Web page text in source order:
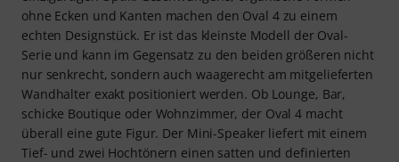
ohne Ecken und Kanten machen den Oval 4 zu einem
echten Designstück. Er ist das kleinste Modell der Oval-
Serie und kann im Gegensatz zu den beiden größeren nicht
nur senkrecht, sondern auch waagerecht am mitgelieferten
Wandhalter exakt positioniert werden. Ob Lounge, Bar,
schicke Boutique oder Wohnzimmer, der Oval 4 macht
überall eine gute Figur. Der Mini-Speaker liefert mit einem
Tief- und zwei Hochtönern einen satten und definierten